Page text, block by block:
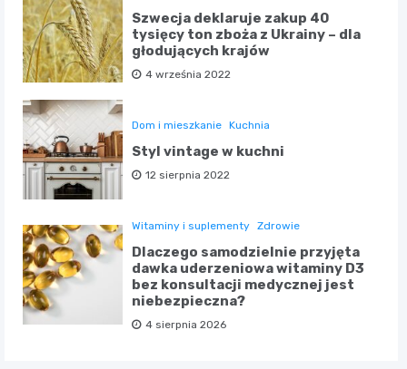
Szwecja deklaruje zakup 40
tysięcy ton zboża z Ukrainy – dla
głodujących krajów
4 września 2022
Dom i mieszkanie Kuchnia
Styl vintage w kuchni
12 sierpnia 2022
Witaminy i suplementy Zdrowie
Dlaczego samodzielnie przyjęta
dawka uderzeniowa witaminy D3
bez konsultacji medycznej jest
niebezpieczna?
4 sierpnia 2026